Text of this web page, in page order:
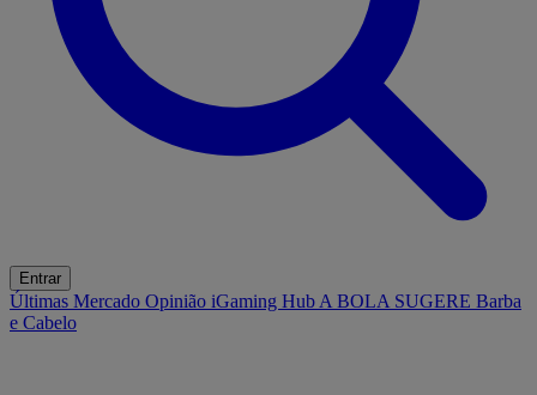
Entrar
Últimas Mercado Opinião iGaming Hub A BOLA SUGERE Barba
e Cabelo